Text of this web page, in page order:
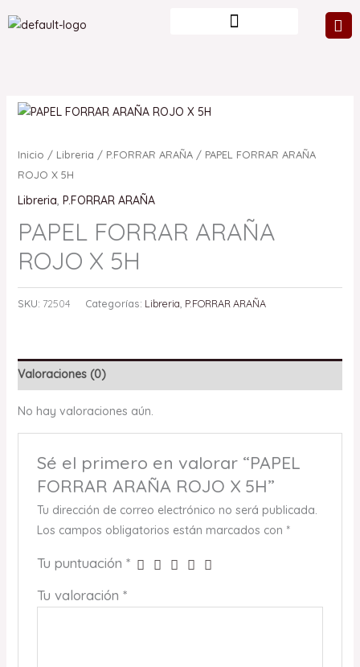
al
Inicio / Libreria / P.FORRAR ARAÑA/ PAPEL FORRAR ARAÑA
ROJO X 5H
Libreria, P.FORRAR ARAÑA
PAPEL FORRAR ARAÑA
ROJO X 5H
SKU: 72504 Categorías: Libreria P.FORRAR ARAÑA
Valoraciones (0)
No hay valoraciones aún.
Sé el primero en valorar “PAPEL
FORRAR ARAÑA ROJO X 5H”
Tu dirección de correo electrónico no será publicada.
Los campos obligatorios están marcados con *
Tu puntuación *
Tu valoración *